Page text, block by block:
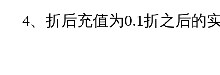
4、折后充值为0.1折之后的